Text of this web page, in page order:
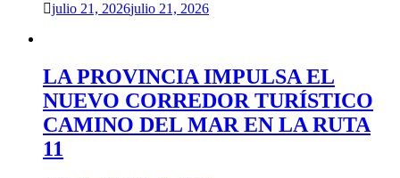
julio 21, 2026julio 21, 2026
LA PROVINCIA IMPULSA EL
NUEVO CORREDOR TURÍSTICO
CAMINO DEL MAR EN LA RUTA
11